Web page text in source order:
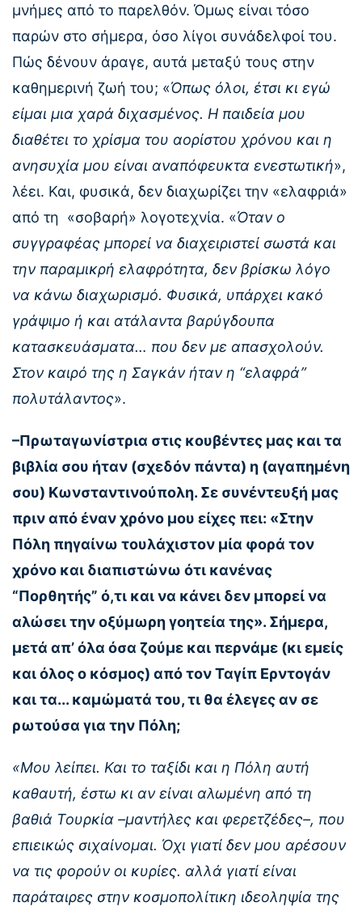
μνήμες από το παρελθόν. Όμως είναι τόσο
παρών στο σήμερα, όσο λίγοι συνάδελφοί του.
Πώς δένουν άραγε, αυτά μεταξύ τους στην
καθημερινή ζωή του; «Όπως όλοι, έτσι κι εγώ
είμαι μια χαρά διχασμένος. Η παιδεία μου
διαθέτει το χρίσμα του αορίστου χρόνου και η
ανησυχία μου είναι αναπόφευκτα ενεστωτική»,
λέει. Και, φυσικά, δεν διαχωρίζει την «ελαφριά»
από τη «σοβαρή» λογοτεχνία. «Όταν ο
συγγραφέας μπορεί να διαχειριστεί σωστά και
την παραμικρή ελαφρότητα, δεν βρίσκω λόγο
να κάνω διαχωρισμό. Φυσικά, υπάρχει κακό
γράψιμο ή και ατάλαντα βαρύγδουπα
κατασκευάσματα… που δεν με απασχολούν.
Στον καιρό της η Σαγκάν ήταν η “ελαφρά”
πολυτάλαντος».
–Πρωταγωνίστρια στις κουβέντες μας και τα
βιβλία σου ήταν (σχεδόν πάντα) η (αγαπημένη
σου) Κωνσταντινούπολη. Σε συνέντευξή μας
πριν από έναν χρόνο μου είχες πει: «Στην
Πόλη πηγαίνω τουλάχιστον μία φορά τον
χρόνο και διαπιστώνω ότι κανένας
“Πορθητής” ό,τι και να κάνει δεν μπορεί να
αλώσει την οξύμωρη γοητεία της». Σήμερα,
μετά απ’ όλα όσα ζούμε και περνάμε (κι εμείς
και όλος ο κόσμος) από τον Ταγίπ Ερντογάν
και τα... καμώματά του, τι θα έλεγες αν σε
ρωτούσα για την Πόλη;
«Μου λείπει. Και το ταξίδι και η Πόλη αυτή
καθαυτή, έστω κι αν είναι αλωμένη από τη
βαθιά Τουρκία –μαντήλες και φερετζέδες–, που
επιεικώς σιχαίνομαι. Όχι γιατί δεν μου αρέσουν
να τις φορούν οι κυρίες. αλλά γιατί είναι
παράταιρες στην κοσμοπολίτικη ιδεοληψία της